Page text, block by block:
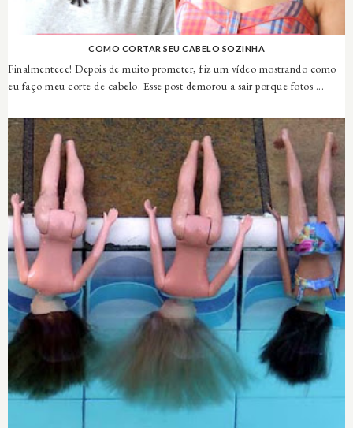
COMO CORTAR SEU CABELO SOZINHA
Finalmenteee! Depois de muito prometer, fiz um vídeo mostrando como
eu faço meu corte de cabelo. Esse post demorou a sair porque fotos ...